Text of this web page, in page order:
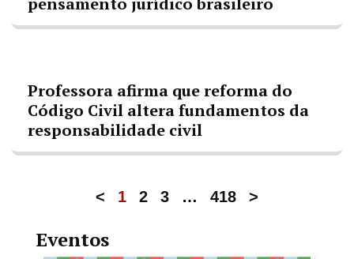
Professora afirma que reforma do
Código Civil altera fundamentos da
responsabilidade civil
< 1 2 3 … 418 >
Eventos